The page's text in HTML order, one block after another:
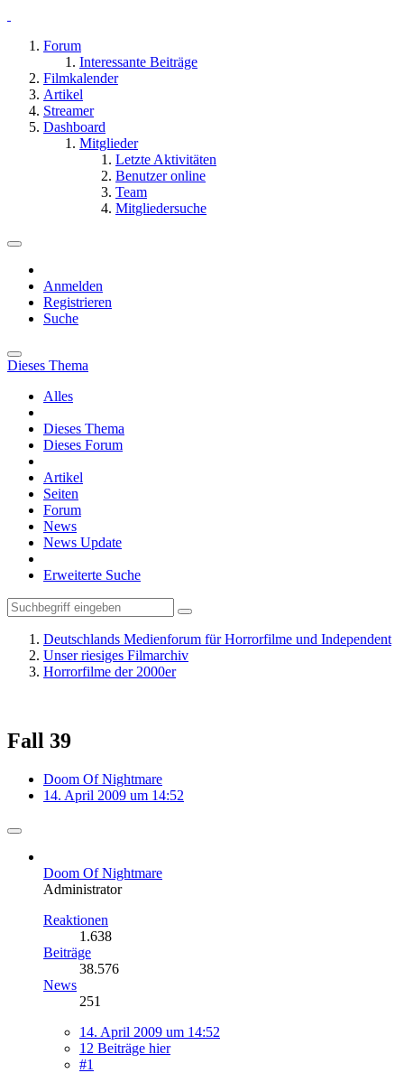
Forum
Interessante Beiträge
Filmkalender
Artikel
Streamer
Dashboard
Mitglieder
Letzte Aktivitäten
Benutzer online
Team
Mitgliedersuche
Anmelden
Registrieren
Suche
Dieses Thema
Alles
Dieses Thema
Dieses Forum
Artikel
Seiten
Forum
News
News Update
Erweiterte Suche
Deutschlands Medienforum für Horrorfilme und Independent
Unser riesiges Filmarchiv
Horrorfilme der 2000er
Fall 39
Doom Of Nightmare
14. April 2009 um 14:52
Doom Of Nightmare
Administrator
Reaktionen
1.638
Beiträge
38.576
News
251
14. April 2009 um 14:52
12 Beiträge hier
#1